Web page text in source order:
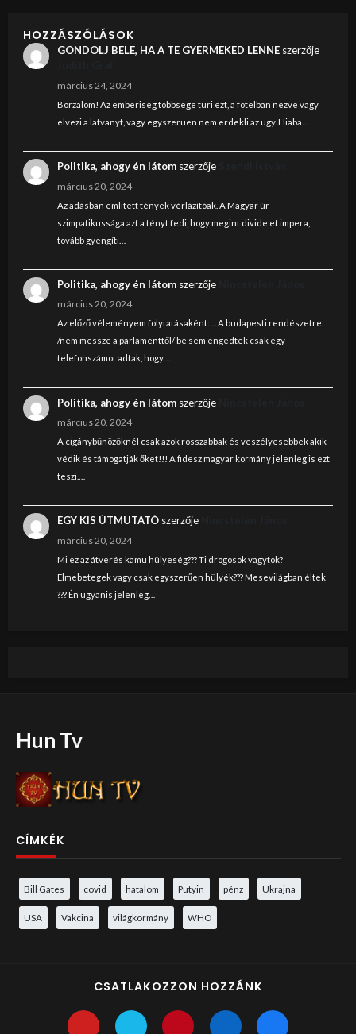
HOZZÁSZÓLÁSOK
GONDOLJ BELE, HA A TE GYERMEKED LENNEszerzője
március 24, 2024
Borzalom! Az emberiseg tobbsege turi ezt, a fotelban nezve vagy
elvezi a latvanyt, vagy egyszeruen nem erdekli az ugy. Hiaba…
Politika, ahogy én látomszerzője
március 20, 2024
Az adásban említett tények vérlázítóak. A Magyar úr
szimpatikussága azt a tényt fedi, hogy megint divide et impera,
tovább gyengíti…
Politika, ahogy én látomszerzője
március 20, 2024
Az előző véleményem folytatásaként: ... A budapesti rendészetre
/nem messze a parlamenttől/ be sem engedtek csak egy
telefonszámot adtak, hogy…
Politika, ahogy én látomszerzője
március 20, 2024
A cigánybűnözőknél csak azok rosszabbak és veszélyesebbek akik
védik és támogatják őket!!! A fidesz magyar kormány jelenleg is ezt
teszi.…
EGY KIS ÚTMUTATÓszerzője
március 20, 2024
Mi ez az átverés kamu hülyeség??? Ti drogosok vagytok?
Elmebetegek vagy csak egyszerűen hülyék??? Mesevilágban éltek
??? Én ugyanis jelenleg…
Hun Tv
CÍMKÉK
Bill Gates covid hatalom Putyin pénz Ukrajna
USA Vakcina világkormány WHO
CSATLAKOZZON HOZZÁNK